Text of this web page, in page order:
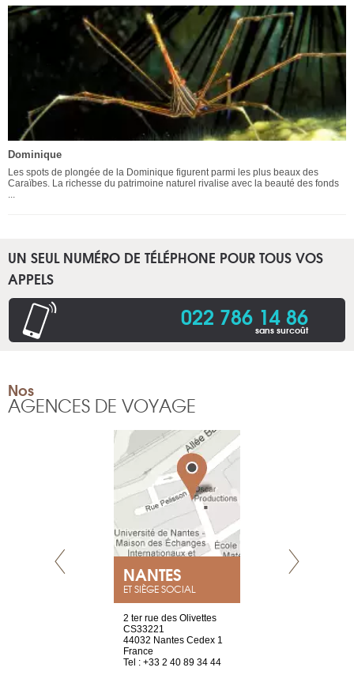
Dominique
Les spots de plongée de la Dominique figurent parmi les plus beaux des
Caraïbes. La richesse du patrimoine naturel rivalise avec la beauté des fonds
UN SEUL NUMÉRO DE TÉLÉPHONE POUR TOUS VOS
APPELS
022 786 14 86
sans surcoût
Nos
AGENCES DE VOYAGE
NANTES
ET SIÈGE SOCIAL
2 ter rue des Olivettes
CS33221
44032 Nantes Cedex 1
France
Tel : +33 2 40 89 34 44